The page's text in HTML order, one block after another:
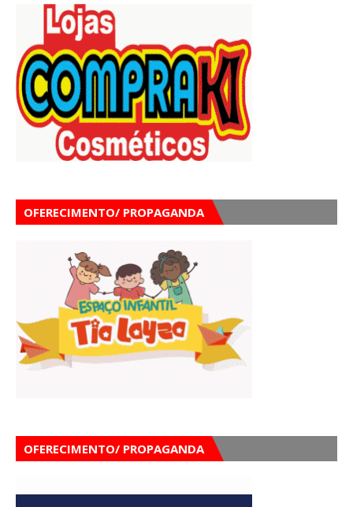
OFERECIMENTO/ PROPAGANDA
OFERECIMENTO/ PROPAGANDA